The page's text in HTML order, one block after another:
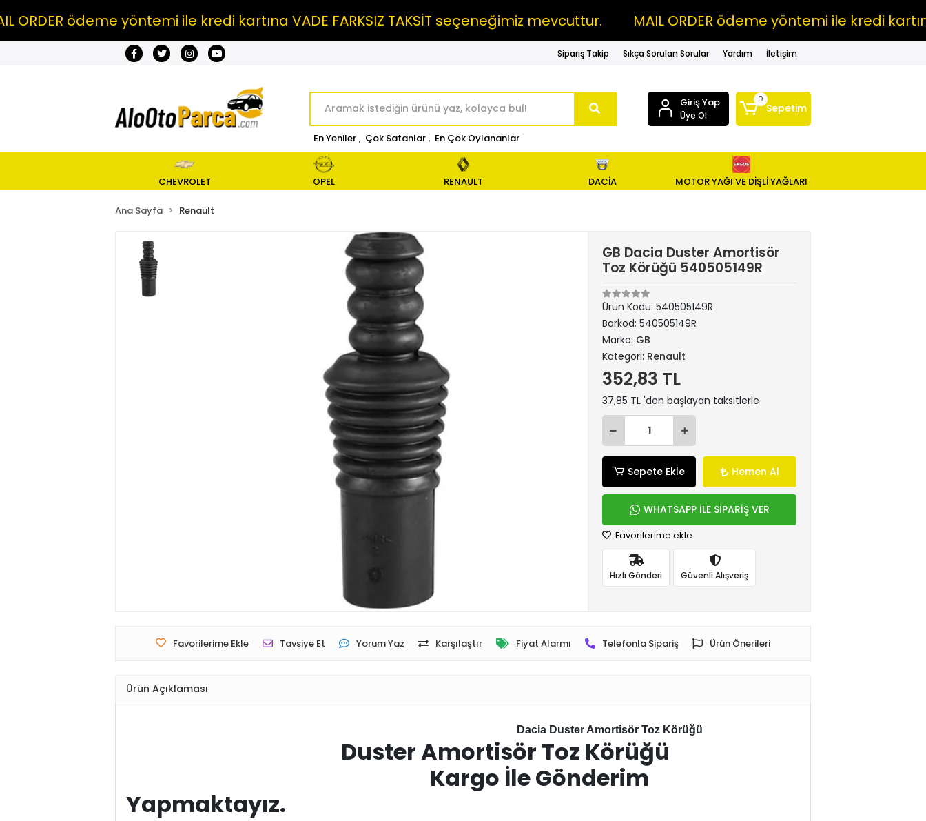
ödeme yöntemi ile kredi kartına VADE FARKSIZ TAKSİT seçeneğimiz mevcuttur. MAIL ORDER ödeme yöntemi ile kredi kartına
Sipariş Takip Sıkça Sorulan Sorular Yardım İletişim
En Yeniler , Çok Satanlar , En Çok Oylananlar
Giriş Yap
Üye Ol
0
Sepetim
CHEVROLET OPEL RENAULT DACİA MOTOR YAĞI VE DİŞLİ YAĞLARI
Ana Sayfa Renault
GB Dacia Duster Amortisör
Toz Körüğü 540505149R
Ürün Kodu:540505149R
Barkod:540505149R
Marka: GB
Kategori: Renault
352,83 TL
37,85 TL 'den başlayan taksitlerle
Sepete Ekle Hemen Al
WHATSAPP İLE SİPARİŞ VER
Favorilerime ekle
Hızlı Gönderi Güvenli Alışveriş
Favorilerime Ekle Tavsiye Et Yorum Yaz Karşılaştır Fiyat Alarmı Telefonla Sipariş Ürün Önerileri
Ürün Açıklaması
Dacia Duster Amortisör Toz Körüğü
Duster Amortisör Toz Körüğü
Kargo İle Gönderim
Yapmaktayız.